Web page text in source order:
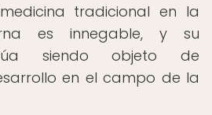
tradicional en la
es innegable, y su
siendo objeto de
en el campo de la